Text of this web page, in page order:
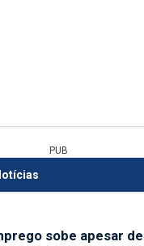
PUB
sobe apesar de